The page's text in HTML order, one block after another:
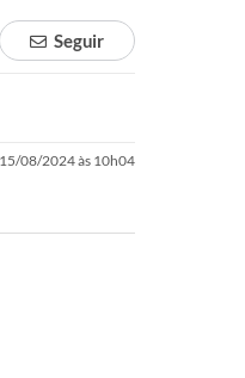
Seguir
08/2024 às 10h04